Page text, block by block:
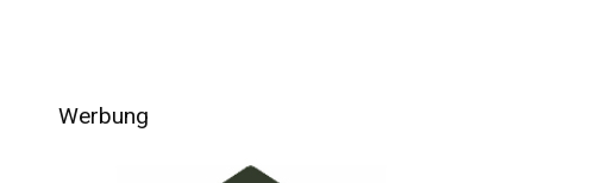
Werbung